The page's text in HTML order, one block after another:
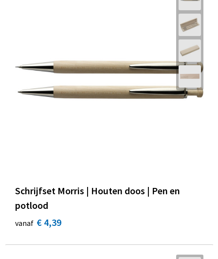
Schrijfset Morris | Houten doos | Pen en
potlood
vanaf € 4,39